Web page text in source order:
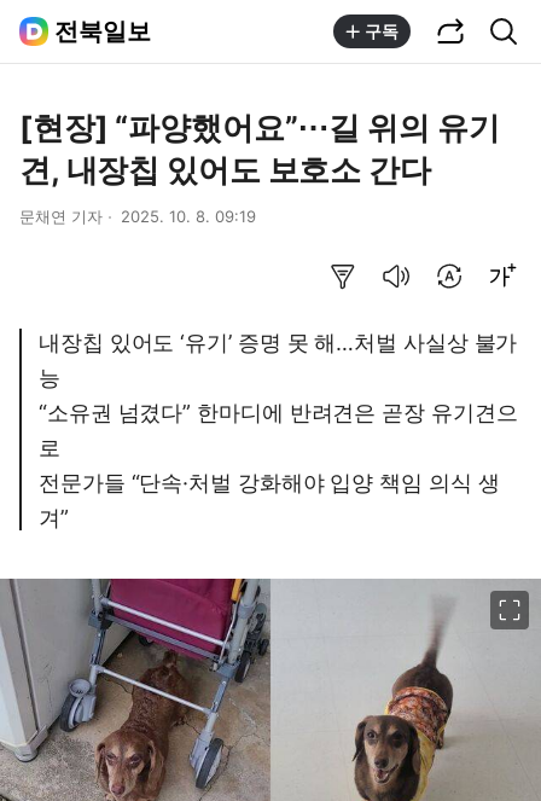
전북일보 구독
[현장] “파양했어요”⋯길 위의 유기
견, 내장칩 있어도 보호소 간다
문채연 기자 2025. 10. 8. 09:19
내장칩 있어도 ‘유기’ 증명 못 해…처벌 사실상 불가
능
“소유권 넘겼다” 한마디에 반려견은 곧장 유기견으
로
전문가들 “단속·처벌 강화해야 입양 책임 의식 생
겨”